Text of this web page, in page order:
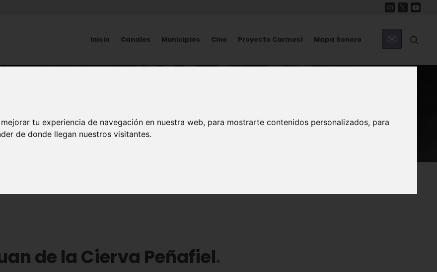
tu experiencia de navegación en nuestra web, para mostrarte contenidos personalizados, para
de donde llegan nuestros visitantes.
Inicio Canales Municipios Cine Proyecto Carmesí Mapa Sonoro
de la Cierva Peñafiel
de la Cierva Peñafiel